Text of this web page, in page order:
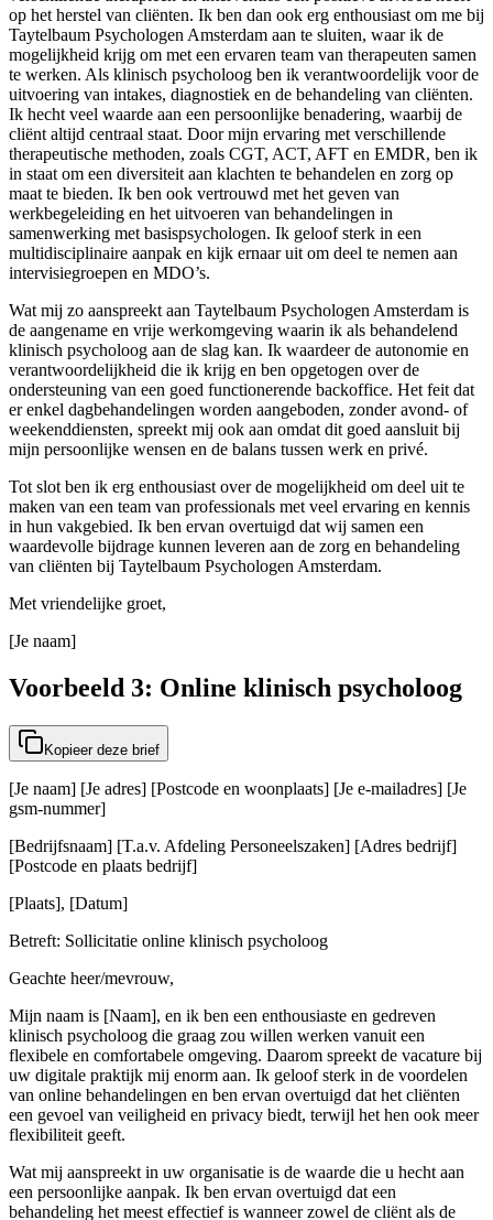
op het herstel van cliënten. Ik ben dan ook erg enthousiast om me bij
Taytelbaum Psychologen Amsterdam aan te sluiten, waar ik de
mogelijkheid krijg om met een ervaren team van therapeuten samen
te werken. Als klinisch psycholoog ben ik verantwoordelijk voor de
uitvoering van intakes, diagnostiek en de behandeling van cliënten.
Ik hecht veel waarde aan een persoonlijke benadering, waarbij de
cliënt altijd centraal staat. Door mijn ervaring met verschillende
therapeutische methoden, zoals CGT, ACT, AFT en EMDR, ben ik
in staat om een diversiteit aan klachten te behandelen en zorg op
maat te bieden. Ik ben ook vertrouwd met het geven van
werkbegeleiding en het uitvoeren van behandelingen in
samenwerking met basispsychologen. Ik geloof sterk in een
multidisciplinaire aanpak en kijk ernaar uit om deel te nemen aan
intervisiegroepen en MDO’s.
Wat mij zo aanspreekt aan Taytelbaum Psychologen Amsterdam is
de aangename en vrije werkomgeving waarin ik als behandelend
klinisch psycholoog aan de slag kan. Ik waardeer de autonomie en
verantwoordelijkheid die ik krijg en ben opgetogen over de
ondersteuning van een goed functionerende backoffice. Het feit dat
er enkel dagbehandelingen worden aangeboden, zonder avond- of
weekenddiensten, spreekt mij ook aan omdat dit goed aansluit bij
mijn persoonlijke wensen en de balans tussen werk en privé.
Tot slot ben ik erg enthousiast over de mogelijkheid om deel uit te
maken van een team van professionals met veel ervaring en kennis
in hun vakgebied. Ik ben ervan overtuigd dat wij samen een
waardevolle bijdrage kunnen leveren aan de zorg en behandeling
van cliënten bij Taytelbaum Psychologen Amsterdam.
Met vriendelijke groet,
[Je naam]
Voorbeeld 3: Online klinisch psycholoog
Kopieer deze brief
[Je naam] [Je adres] [Postcode en woonplaats] [Je e-mailadres] [Je
gsm-nummer]
[Bedrijfsnaam] [T.a.v. Afdeling Personeelszaken] [Adres bedrijf]
[Postcode en plaats bedrijf]
[Plaats], [Datum]
Betreft: Sollicitatie online klinisch psycholoog
Geachte heer/mevrouw,
Mijn naam is [Naam], en ik ben een enthousiaste en gedreven
klinisch psycholoog die graag zou willen werken vanuit een
flexibele en comfortabele omgeving. Daarom spreekt de vacature bij
uw digitale praktijk mij enorm aan. Ik geloof sterk in de voordelen
van online behandelingen en ben ervan overtuigd dat het cliënten
een gevoel van veiligheid en privacy biedt, terwijl het hen ook meer
flexibiliteit geeft.
Wat mij aanspreekt in uw organisatie is de waarde die u hecht aan
een persoonlijke aanpak. Ik ben ervan overtuigd dat een
behandeling het meest effectief is wanneer zowel de cliënt als de